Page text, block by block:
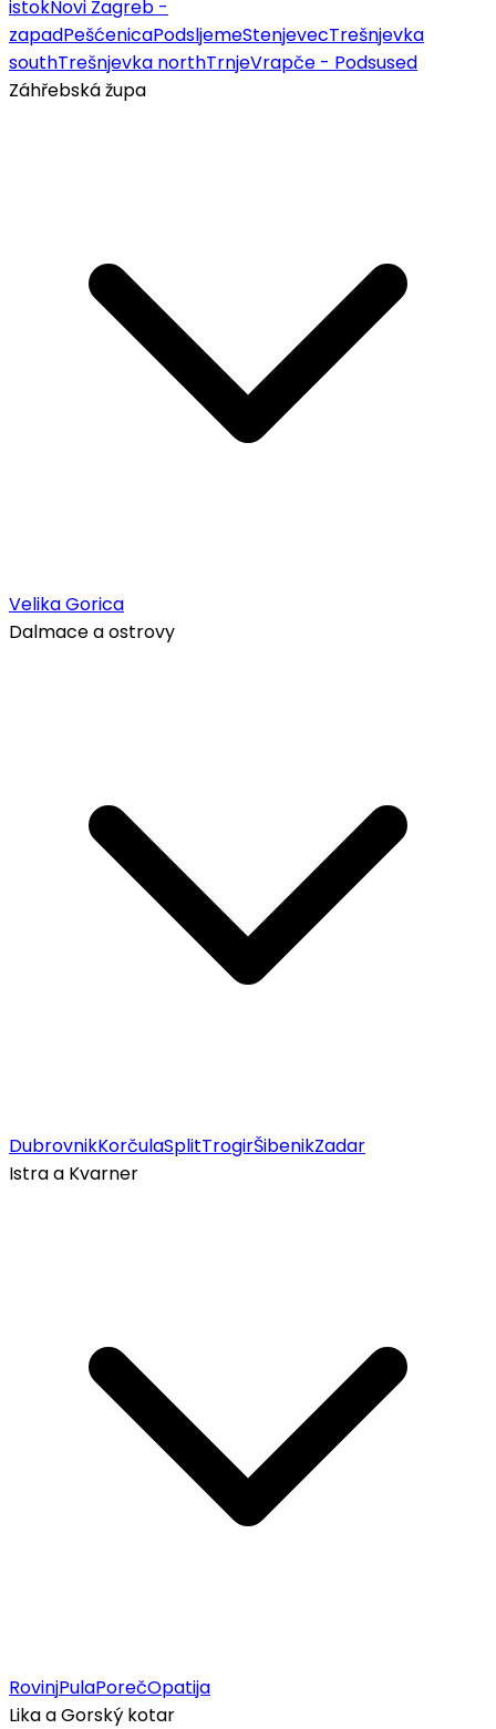
istokNovi Zagreb -
zapadPešćenicaPodsljemeStenjevecTrešnjevka
southTrešnjevka northTrnjeVrapče - Podsused
Záhřebská župa
Velika Gorica
Dalmace a ostrovy
DubrovnikKorčulaSplitTrogirŠibenikZadar
Istra a Kvarner
RovinjPulaPorečOpatija
Lika a Gorský kotar